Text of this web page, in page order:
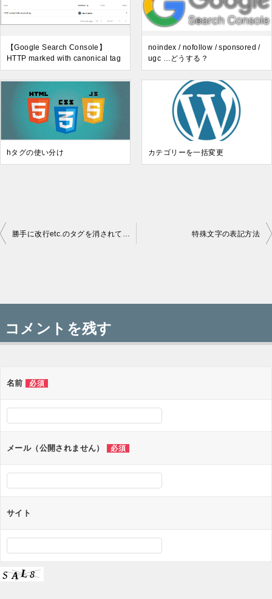
【Google Search Console】
HTTP marked with canonical tag
noindex / nofollow / sponsored /
ugc …どうする？
hタグの使い分け カテゴリーを一括変更
投
稿
ナ
ゲ
シ
ョ
勝手に改行etc.のタグを消されてしまう事への対処法 特殊文字の表記方法
コメントを残す
名前 必須
メール（公開されません） 必須
サイト